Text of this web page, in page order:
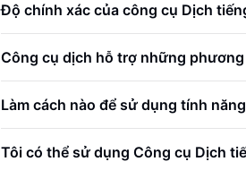
Độ chính xác của công cụ Dịch
Công cụ dịch hỗ trợ những
Làm cách nào để sử dụng tính
Tôi có thể sử dụng Công cụ Dịch